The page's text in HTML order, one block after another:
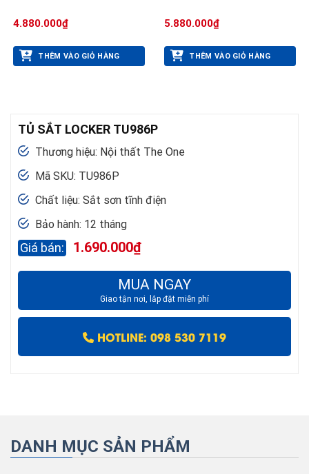
4.880.000₫
THÊM VÀO GIỎ HÀNG
5.880.000₫
THÊM VÀO GIỎ HÀNG
TỦ SẮT LOCKER TU986P
Thương hiệu: Nội thất The One
Mã SKU: TU986P
Chất liệu: Sắt sơn tĩnh điện
Bảo hành: 12 tháng
1.690.000₫
MUA NGAY
Giao tận nơi, lắp đặt miễn phí
HOTLINE: 098 530 7119
DANH MỤC SẢN PHẨM